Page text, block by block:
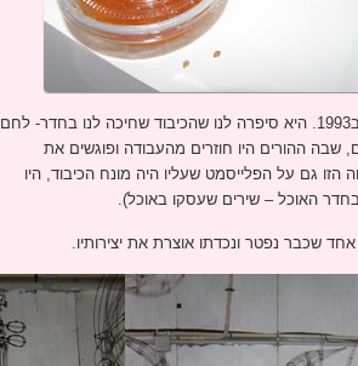
את פנינו קיבלה תמי מינס, מנהלת "בית וקיט" שסיפרה לנו על המקום שהוקם ב1993. היא סיפרה לנו שהכיבוד שחיכה לנו בחדר- לחם
שבה ההורים היו חוזרים מהעבודה ופוגשים את
גם על הפלייסמט שעליו היה מונח הכיבוד, היו
האוכל – שירים שעסקו באוכל).
שכבר נפטר ונכדתו אוצרת את יצירותיו.